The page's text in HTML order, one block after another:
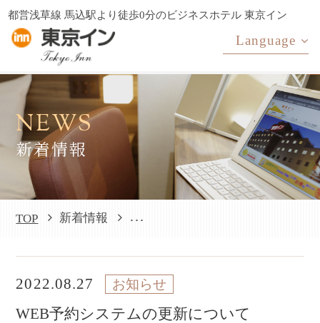
都営浅草線 馬込駅より徒歩0分のビジネスホテル 東京イン
Language
NEWS
新着情報
TOP 新着情報 WEB予約システムの更新について
2022.08.27 お知らせ
WEB予約システムの更新について